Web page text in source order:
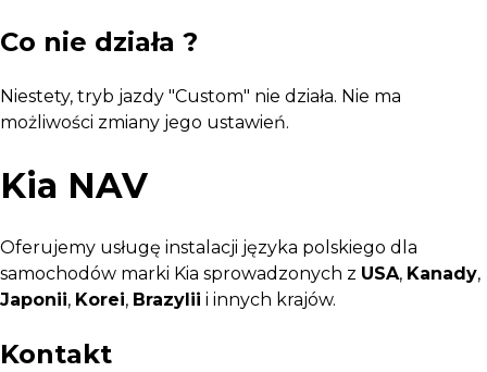
Co nie działa ?
Niestety, tryb jazdy "Custom" nie działa. Nie ma
możliwości zmiany jego ustawień.
Kia NAV
Oferujemy usługę instalacji języka polskiego dla
samochodów marki Kia sprowadzonych z USA, Kanady,
Japonii, Korei, Brazylii i innych krajów.
Kontakt